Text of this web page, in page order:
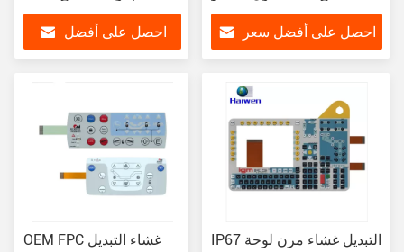
احصل على أفضل
والأخضر
احصل على أفضل سعر
OEM FPC غشاء التبديل
IP67 التبديل غشاء مرن لوحة